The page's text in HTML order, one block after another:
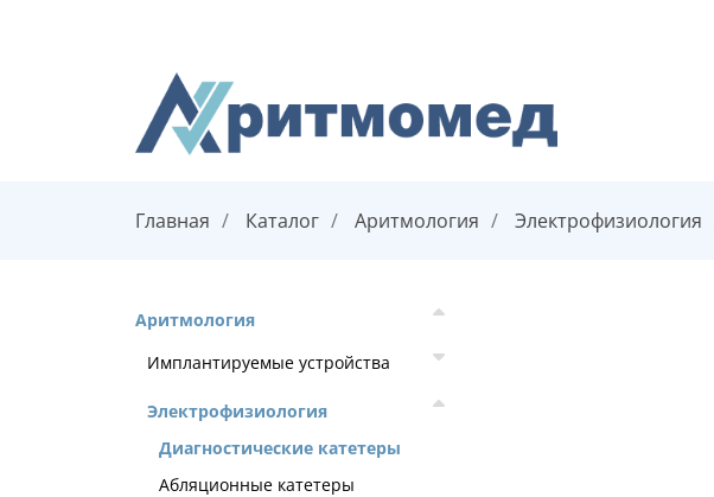
Главная Каталог Аритмология Электрофизиология
Аритмология
Имплантируемые устройства
Электрофизиология
Диагностические катетеры
Абляционные катетеры